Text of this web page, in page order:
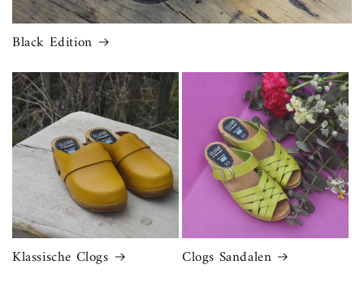
Black Edition
Klassische Clogs Clogs Sandalen